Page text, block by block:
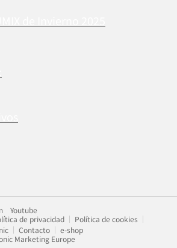
Youtube
de privacidad
Política de cookies
Contacto
e-shop
Marketing Europe